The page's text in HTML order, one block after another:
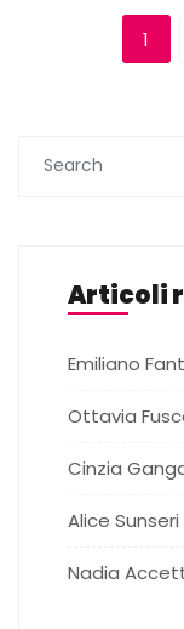
1
Articoli
Emiliano
Ottavia
Cinzia
Alice Sunseri
Nadia